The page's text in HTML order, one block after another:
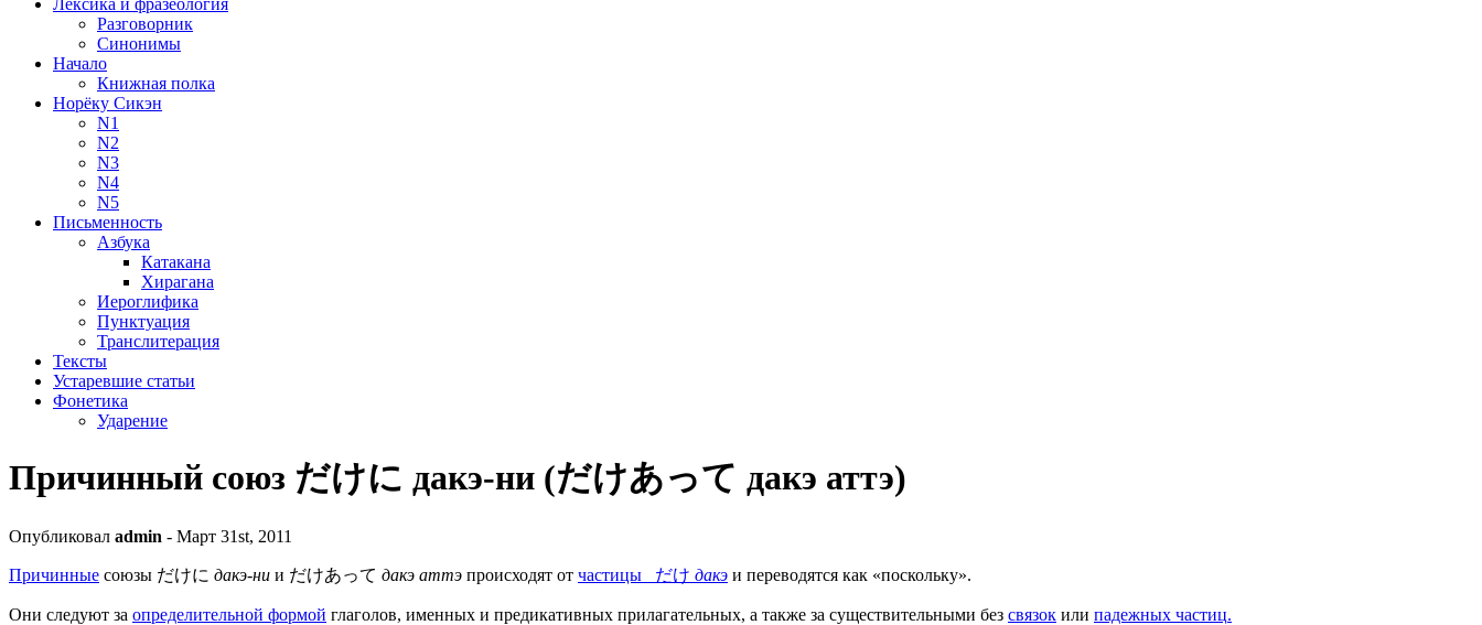
Разговорник
Синонимы
Начало
Книжная полка
Норёку Сикэн
N1
N2
N3
N4
N5
Письменность
Азбука
Катакана
Хирагана
Иероглифика
Пунктуация
Транслитерация
Тексты
Устаревшие статьи
Фонетика
Ударение
Причинный союз だけに дакэ-ни (だけあって дакэ аттэ)
Опубликовал admin - Март 31st, 2011
Причинные союзы だけに дакэ-ни и だけあって дакэ аттэ происходят от частицы だけ дакэ и переводятся как «поскольку».
Они следуют за определительной формой глаголов, именных и предикативных прилагательных, а также за существительными без связок или падежных частиц.